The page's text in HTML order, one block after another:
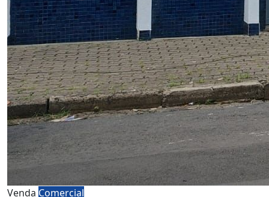
Venda Comercial